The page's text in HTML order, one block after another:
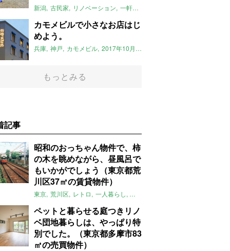
新潟 古民家 リノベーション 一軒家
カモメビルで小さなお店はじ
めよう。
兵庫 神戸 カモメビル 2017年10月のおすすめ
もっとみる
記事
昭和のおっちゃん物件で、柿
の木を眺めながら、昼風呂で
もいかがでしょう（東京都荒
川区37㎡の賃貸物件）
東京 荒川区 レトロ 一人暮らし タイル
ペットと暮らせる庭つきリノ
ベ団地暮らしは、やっぱり特
別でした。（東京都多摩市83
㎡の売買物件）